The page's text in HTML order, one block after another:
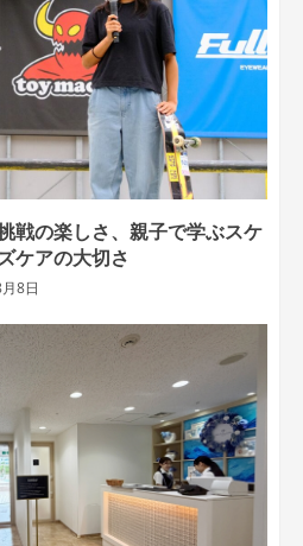
戦の楽しさ、親子で学ぶスケ
ケアの大切さ
8日